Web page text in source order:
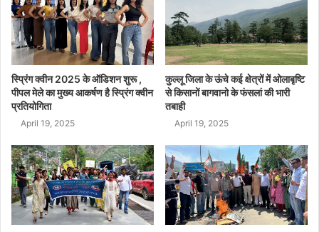
स्प्रिंग क्वीन 2025 के ऑडिशन शुरू ,
पीपल मेले का मुख्य आकर्षण है स्प्रिंग क्वीन
प्रतियोगिता
April 19, 2025
कुल्लू जिला के ऊंचे कई क्षेत्रों में ओलाबृष्टि
से किसानों बागवानो के फंसलां की भारी
तबाही
April 19, 2025